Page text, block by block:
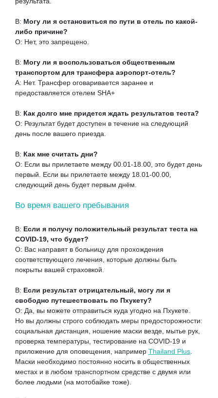
В: Могу ли я остановиться по пути в отель по какой-
либо причине?
О: Нет, это запрещено.
В: Могу ли я воспользоваться общественным
транспортом для трансфера аэропорт-отель?
A: Нет. Трансфер оговаривается заранее и
предоставляется отелем SHA+
В: Как долго мне придется ждать результатов теста?
О: Результат будет доступен в течение на следующий
день после вашего приезда.
В: Как мне считать дни?
О: Если вы прилетаете между 00.01-18.00, это будет день
первый. Если вы прилетаете между 18.01-00.00,
следующий день будет первым днём.
Во время вашего пребывания
В: Если я получу положительный результат теста на
COVID-19, что будет?
О: Вас направят в больницу для прохождения
соответствующего лечения, которые должны быть
покрыты вашей страховкой.
В: Если результат отрицательный, могу ли я
свободно путешествовать по Пхукету?
О: Да, вы можете отправиться куда угодно на Пхукете.
Но вы должны строго соблюдать меры предосторожности:
социальная дистанция, ношение маски везде, мытье рук,
проверка температуры, тестирование на COVID-19 и
приложение для оповещения, например Thailand Plus
Маски необходимо постоянно носить в общественных
местах и в любом транспортном средстве с двумя или
более людьми (на мотобайке тоже).